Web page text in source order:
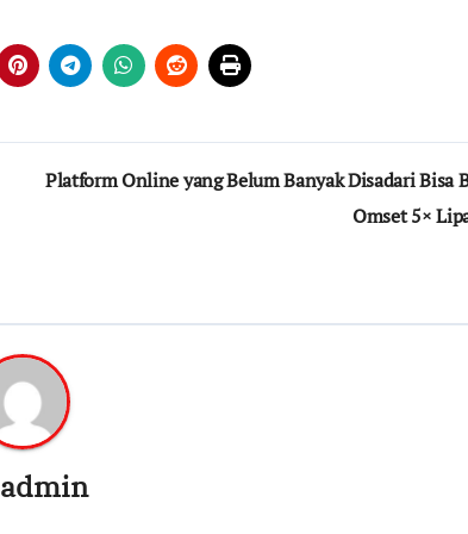
Platform Online yang Belum Banyak Disadari Bisa
Omset 5×
admin